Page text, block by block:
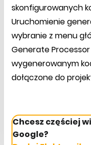
skonfigurowanych
Uruchomienie
wybranie z menu
Generate Processor
wygenerowanym
dołączone do
Chcesz częściej
Google?